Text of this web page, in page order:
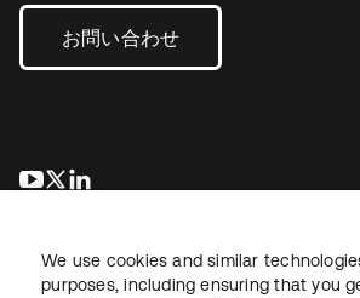
お問い合わせ
新しいタブで開く
新しいタブで開く
We use cookies and similar
purposes, including ensuring that you